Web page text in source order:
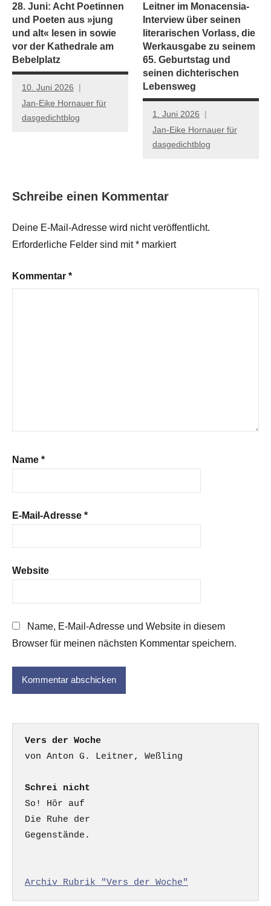
28. Juni: Acht Poetinnen
und Poeten aus »jung
und alt« lesen in sowie
vor der Kathedrale am
Bebelplatz
10. Juni 2026
Jan-Eike Hornauer für
dasgedichtblog
Leitner im Monacensia-
Interview über seinen
literarischen Vorlass, die
Werkausgabe zu seinem
65. Geburtstag und
seinen dichterischen
Lebensweg
1. Juni 2026
Jan-Eike Hornauer für
dasgedichtblog
Schreibe einen Kommentar
Deine E-Mail-Adresse wird nicht veröffentlicht.
Erforderliche Felder sind mit* markiert
Kommentar *
Name *
E-Mail-Adresse *
Website
Name, E-Mail-Adresse und Website in diesem
Browser für meinen nächsten Kommentar speichern.
Vers der Woche
Schrei nicht
So! Hör auf
Die Ruhe der
Gegenstände.
Archiv Rubrik "Vers der Woche"